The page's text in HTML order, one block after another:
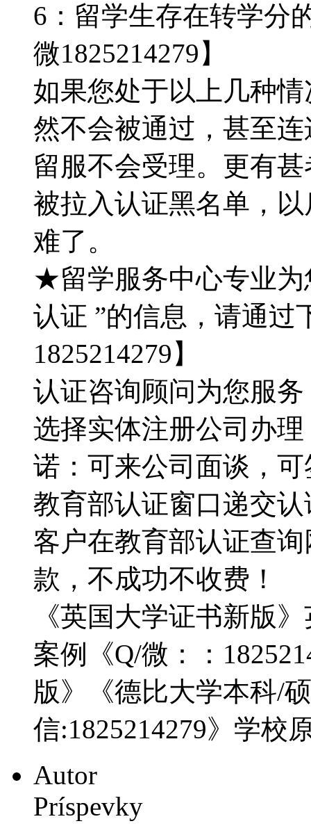
6：留学生存在转学分
微1825214279】
如果您处于以上几种
然不会被通过，甚至
留服不会受理。更有
被拉入认证黑名单，
难了。
★留学服务中心专业为
认证 ”的信息，请通过
1825214279】
认证咨询顾问为您服务
选择实体注册公司办
诺：可来公司面谈，
教育部认证窗口递交认
客户在教育部认证查
款，不成功不收费！
《英国大学证书新版
案例《Q/微：：
版》《德比大学本科/
信:1825214279》学校
Autor
Príspevky